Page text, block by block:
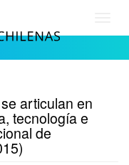
articulan en
tecnología e
de